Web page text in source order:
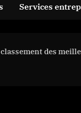
Services
des